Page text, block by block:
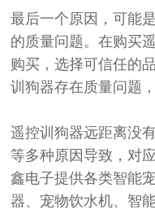
最后一个原因，可能
的质量问题。在购买
购买，选择可信任的
训狗器存在质量问题
遥控训狗器远距离没
等多种原因导致，对
鑫电子提供各类智能
器、宠物饮水机、智